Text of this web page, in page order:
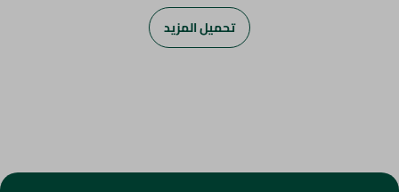
تحميل المزيد